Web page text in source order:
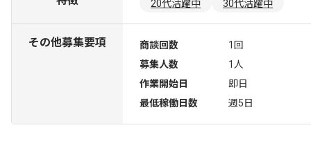
20代活躍中 30代活躍中
その他募集要項 商談回数
1回
募集人数
1人
作業開始日
即日
最低稼働日数
週5日